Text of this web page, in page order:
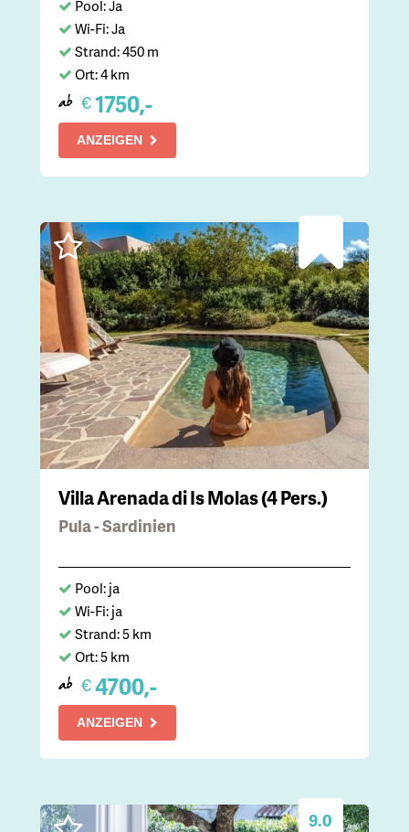
Pool: Ja
Wi-Fi: Ja
Strand: 450 m
Ort: 4 km
ab €1750,-
ANZEIGEN
Villa Arenada di Is Molas (4 Pers.)
Pula - Sardinien
Pool: ja
Wi-Fi: ja
Strand: 5 km
Ort: 5 km
ab €4700,-
ANZEIGEN
9.0